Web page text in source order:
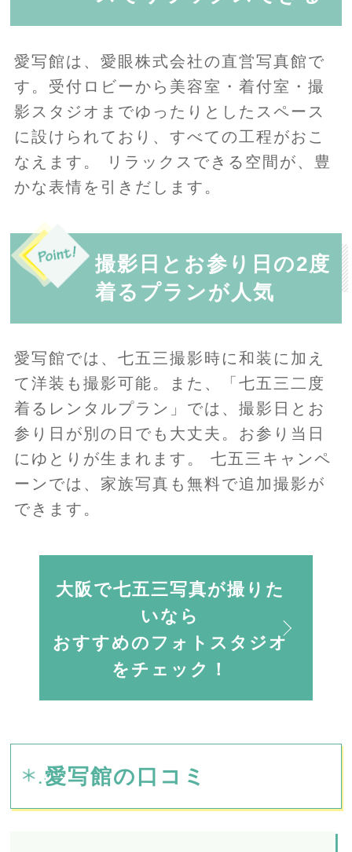
愛写館は、愛眼株式会社の直営写真館で
す。受付ロビーから美容室・着付室・撮
影スタジオまでゆったりとしたスペース
に設けられており、すべての工程がおこ
なえます。 リラックスできる空間が、豊
かな表情を引きだします。
撮影日とお参り日の2度
着るプランが人気
愛写館では、七五三撮影時に和装に加え
て洋装も撮影可能。また、「七五三二度
着るレンタルプラン」では、撮影日とお
参り日が別の日でも大丈夫。お参り当日
にゆとりが生まれます。 七五三キャンペ
ーンでは、家族写真も無料で追加撮影が
できます。
大阪で七五三写真が撮りた
いなら
おすすめのフォトスタジオ
をチェック！
愛写館の口コミ